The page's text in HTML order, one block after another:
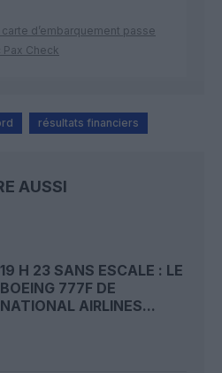
d’embarquement passe
Check
résultats financiers
AUSSI
19 H 23 SANS ESCALE : LE
BOEING 777F DE
NATIONAL AIRLINES...